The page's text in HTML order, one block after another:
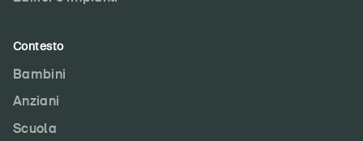
Contesto
Bambini
Anziani
Scuola